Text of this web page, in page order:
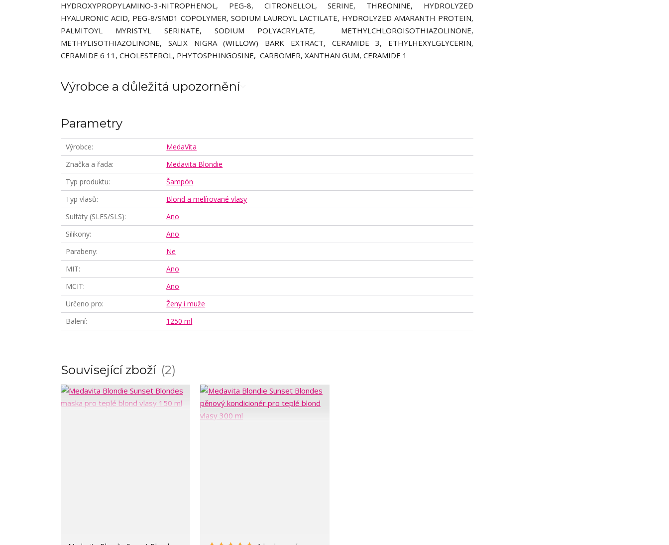
HYDROXYPROPYLAMINO-3-NITROPHENOL, PEG-8, CITRONELLOL, SERINE, THREONINE, HYDROLYZED
HYALURONIC ACID, PEG-8/SMD1 COPOLYMER, SODIUM LAUROYL LACTILATE, HYDROLYZED AMARANTH PROTEIN,
PALMITOYL MYRISTYL SERINATE, SODIUM POLYACRYLATE, METHYLCHLOROISOTHIAZOLINONE,
METHYLISOTHIAZOLINONE, SALIX NIGRA (WILLOW) BARK EXTRACT, CERAMIDE 3, ETHYLHEXYLGLYCERIN,
CERAMIDE 6 11, CHOLESTEROL, PHYTOSPHINGOSINE, CARBOMER, XANTHAN GUM, CERAMIDE 1
Výrobce a důležitá upozornění
Parametry
Výrobce
MedaVita
Značka a řada
Medavita Blondie
Typ produktu
Šampón
Typ vlasů
Blond a melírované vlasy
Sulfáty (SLES/SLS)
Ano
Silikony
Ano
Parabeny
Ne
MIT
Ano
MCIT
Ano
Určeno pro
Ženy i muže
Balení
1250 ml
Související zboží 2